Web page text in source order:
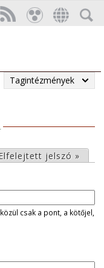
Tagintézmények
jelszó »
csak a pont, a kötőjel,